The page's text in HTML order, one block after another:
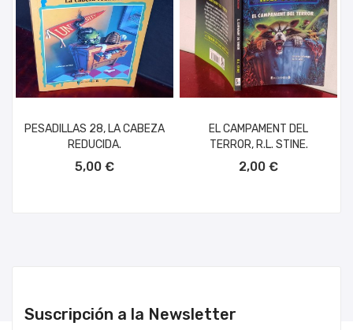
PESADILLAS 28, LA CABEZA
REDUCIDA.
5,00 €
EL CAMPAMENT DEL
TERROR, R.L. STINE.
2,00 €
Suscripción a la Newsletter